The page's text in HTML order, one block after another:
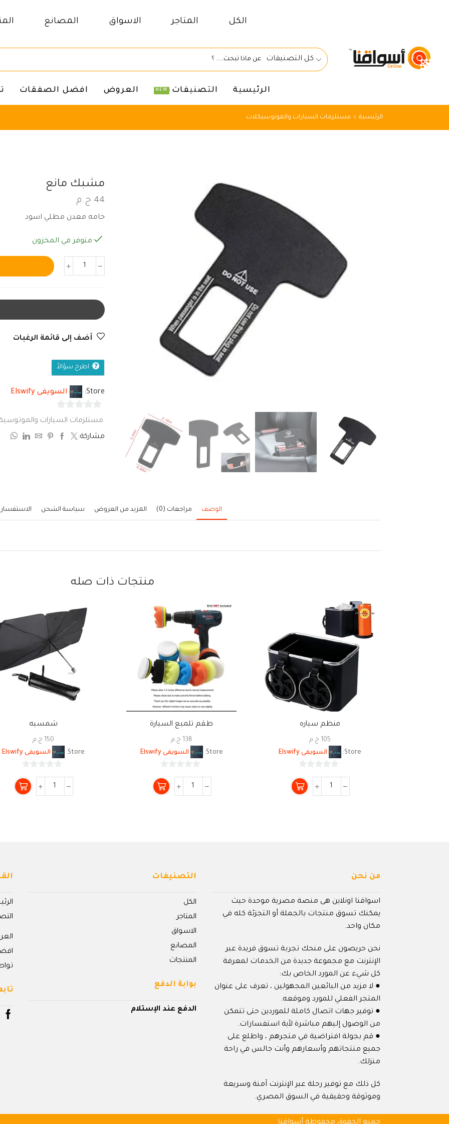
الكل المتاجر الاسواق المصانع
كل التصنيفات
الرئيسية التصنيفات NEW العروض افضل الصفقات
الرئيسية مستلزمات السيارات والموتوسيكلات
مشبك مانع
44 ج.م
خامه معدن مطلي اسود
متوفر في المخزون
أضف إلى قائمة الرغبات
اطرح سؤالاً
Store: السويفى Elswify
مستلزمات السيارات
مشاركة:
الوصف مراجعات (0) المزيد من العروض سياسة الشحن
منتجات ذات صله
منظم سياره
105 ج.م
Store:
السويفى Elswify
من
5
طقم تلميع السيارة
138 ج.م
Store:
السويفى Elswify
من
5
شمسيه
150 ج.م
Store:
السويفى Elswify
من
5
من نحن
اسواقنا اونلاين هى منصة مصرية موحدة حيث
يمكنك تسوق منتجات بالجملة أو التجزئة كله في
مكان واحد.
نحن حريصون على منحك تجربة تسوق فريدة عبر
الإنترنت مع مجموعة جديدة من الخدمات لمعرفة
كل شيء عن المورد الخاص بك:
● لا مزيد من البائعين المجهولين ، تعرف على عنوان
المتجر الفعلي للمورد وموقعه.
● توفير جهات اتصال كاملة للموردين حتى تتمكن
من الوصول إليهم مباشرة لأية استفسارات.
● قم بجولة افتراضية في متجرهم ، واطلع على
جميع منتجاتهم وأسعارهم وأنت جالس في راحة
منزلك.
كل ذلك مع توفير رحلة عبر الإنترنت آمنة وسريعة
وموثوقة وحقيقية في السوق المصري.
التصنيفات
الكل
المتاجر
الاسواق
المصانع
المنتجات
بوابة الدفع
الدفع عند الإستلام